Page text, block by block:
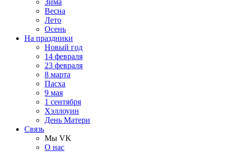
Зима
Весна
Лето
Осень
На праздники
Новый год
14 февраля
23 февраля
8 марта
Пасха
9 мая
1 сентября
Хэллоуин
День Матери
Связь
Мы VK
О нас